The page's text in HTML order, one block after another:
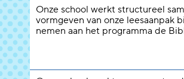
Onze school werkt structureel
vormgeven van onze leesaanpak
nemen aan het programma de